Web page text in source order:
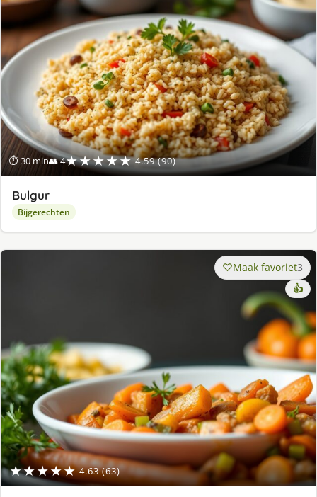
⏱ 30 min👥 4★★★★★ 4.59 (90)
Bulgur
Bijgerechten
★★★★★ 4.63 (63)
Maak favoriet3
👍